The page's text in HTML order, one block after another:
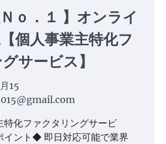
Ｎｏ．１ 】オンライ
個人事業主特化フ
サービス】
15
化ファクタリングサービ
イント◆ 即日対応可能で業界